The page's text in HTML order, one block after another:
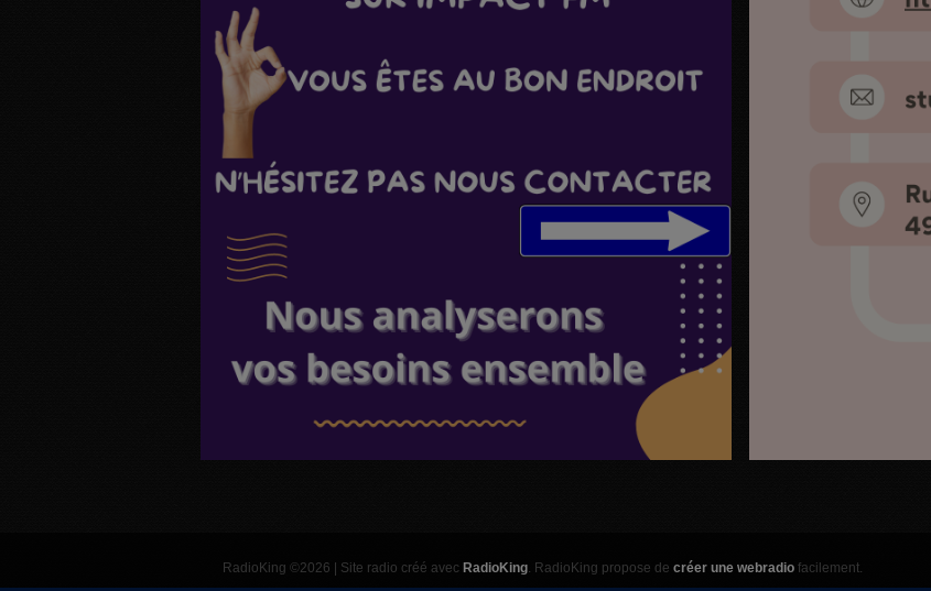
RadioKing ©2026 | Site radio créé avec RadioKing. RadioKing propose de créer une webradio facilement.